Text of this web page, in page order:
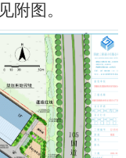
见附图 。